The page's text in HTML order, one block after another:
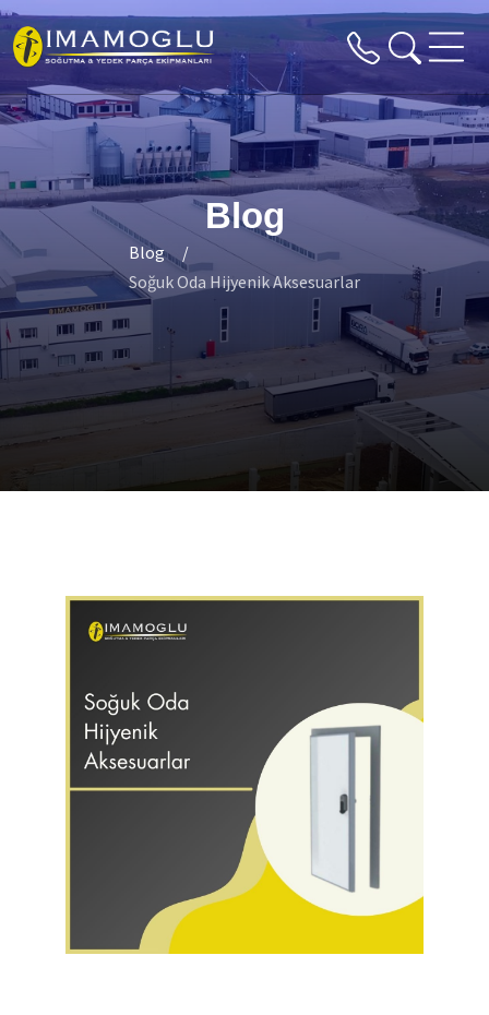
Blog
Blog
Soğuk Oda Hijyenik Aksesuarlar